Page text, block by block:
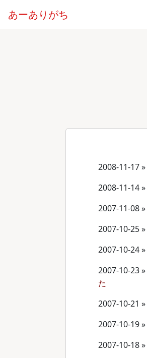
あーありがち
2008-11-17»
2008-11-14»
2007-11-08»
2007-10-25»
2007-10-24»
2007-10-23»
た
2007-10-21 »
2007-10-19»
2007-10-18»